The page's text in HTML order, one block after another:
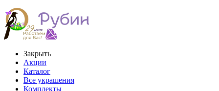
Закрыть
Акции
Каталог
Все украшения
Комплекты